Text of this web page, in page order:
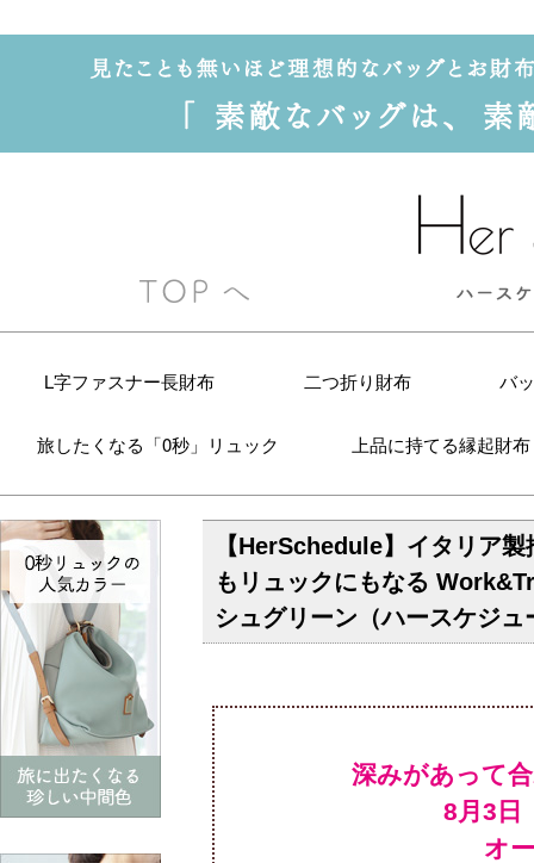
L字ファスナー長財布 二つ折り財布 バ
旅したくなる「0秒」リュック 上品に持てる縁起財布
【HerSchedule】イタリア
もリュックにもなる
シュグリーン（ハースケジュ
深みがあって
オ